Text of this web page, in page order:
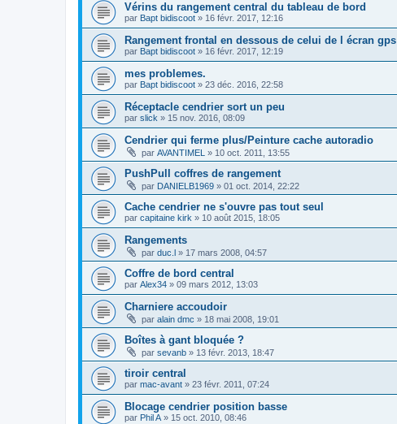
Vérins du rangement central du tableau de bord
par Bapt bidiscoot » 16 févr. 2017, 12:16
Rangement frontal en dessous de celui de l écran gps
par Bapt bidiscoot » 16 févr. 2017, 12:19
mes problemes.
par Bapt bidiscoot » 23 déc. 2016, 22:58
Réceptacle cendrier sort un peu
par slick » 15 nov. 2016, 08:09
Cendrier qui ferme plus/Peinture cache autoradio
par AVANTIMEL » 10 oct. 2011, 13:55
PushPull coffres de rangement
par DANIELB1969 » 01 oct. 2014, 22:22
Cache cendrier ne s'ouvre pas tout seul
par capitaine kirk » 10 août 2015, 18:05
Rangements
par duc.l » 17 mars 2008, 04:57
Coffre de bord central
par Alex34 » 09 mars 2012, 13:03
Charniere accoudoir
par alain dmc » 18 mai 2008, 19:01
Boîtes à gant bloquée ?
par sevanb » 13 févr. 2013, 18:47
tiroir central
par mac-avant » 23 févr. 2011, 07:24
Blocage cendrier position basse
par Phil A » 15 oct. 2010, 08:46